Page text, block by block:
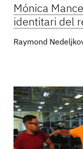
Mónica
identitari del
Raymond